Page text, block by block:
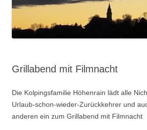
Grillabend mit Filmnacht
Die Kolpingsfamilie Höhenrain lädt alle
Urlaub-schon-wieder-Zurückkehrer und
anderen ein zum Grillabend mit Filmnacht